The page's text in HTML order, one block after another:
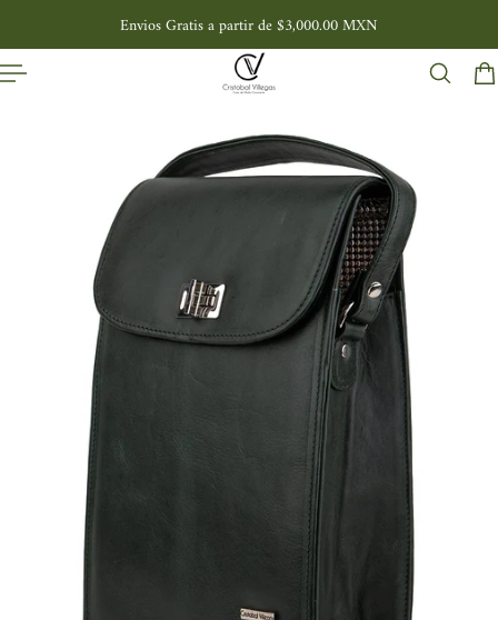
Envios Gratis a partir de $3,000.00 MXN